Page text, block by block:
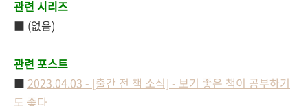
관련 시리즈
■ (없음)
관련 포스트
■ 2023.04.03 - [출간 전 책 소식] - 보기 좋은 책이 공부하기
도 좋다